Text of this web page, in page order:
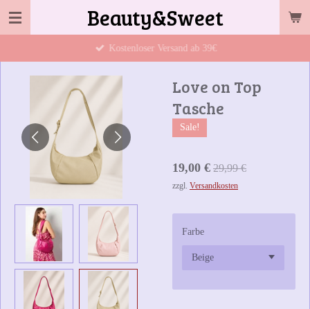
Zum
Beauty&Sweet
Kostenloser Versand ab 39€
Love on Top
Tasche
Sale!
19,00 € 29,99 €
zzgl. Versandkosten
Farbe